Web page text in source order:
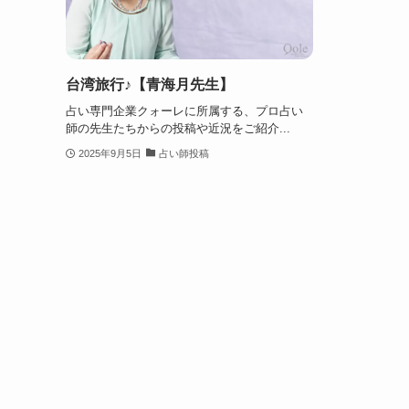
台湾旅行♪【青海月先生】
占い専門企業クォーレに所属する、プロ占い
師の先生たちからの投稿や近況をご紹介...
2025年9月5日 占い師投稿